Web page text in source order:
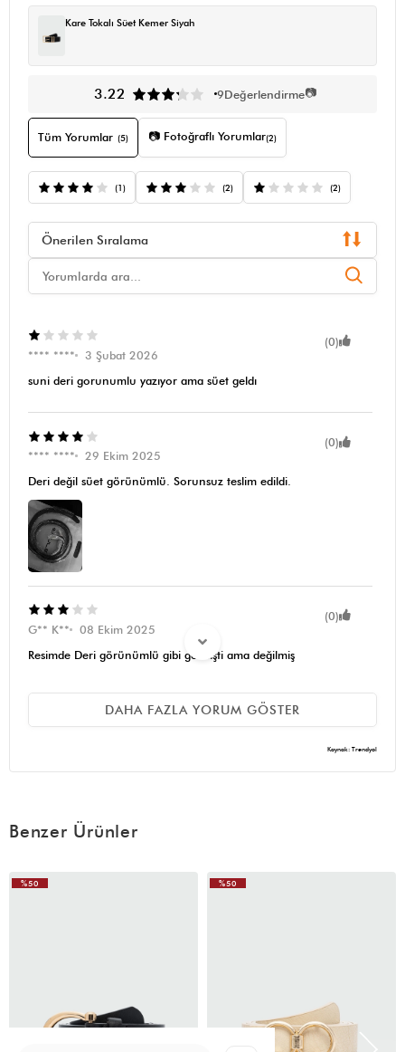
Kare Tokalı Süet Kemer Siyah
3.22 9Değerlendirme📷
Tüm Yorumlar (5) 📷 Fotoğraflı Yorumlar(2)
(1) (2) (2)
Önerilen Sıralama
(0)
**** ****
3 Şubat 2026
suni deri gorunumlu yazıyor ama süet geldı
(0)
**** ****
29 Ekim 2025
Deri değil süet görünümlü. Sorunsuz teslim edildi.
(0)
G** K**
08 Ekim 2025
Resimde Deri görünümlü gibi gelmişti ama değilmiş
S** Ç**
29 Eylül 2025
DAHA FAZLA YORUM GÖSTER
Kaynak: Trendyol
Benzer Ürünler
%50 %50